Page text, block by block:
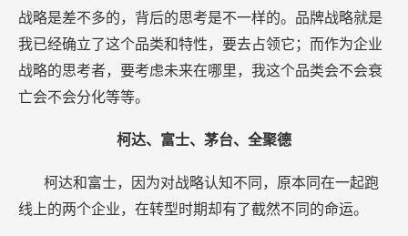
战略是差不多的，背后的思考是不一样的。品牌战略就是
我已经确立了这个品类和特性，要去占领它；而作为企业
战略的思考者，要考虑未来在哪里，我这个品类会不会衰
亡会不会分化等等。
柯达、富士、茅台、全聚德
柯达和富士，因为对战略认知不同，原本同在一起跑
线上的两个企业，在转型时期却有了截然不同的命运。